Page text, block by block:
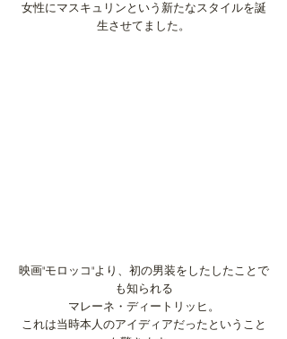
女性にマスキュリンという新たなスタイルを誕
生させてました。
映画"モロッコ"より、初の男装をしたしたことで
も知られる
マレーネ・ディートリッヒ。
これは当時本人のアイディアだったということ